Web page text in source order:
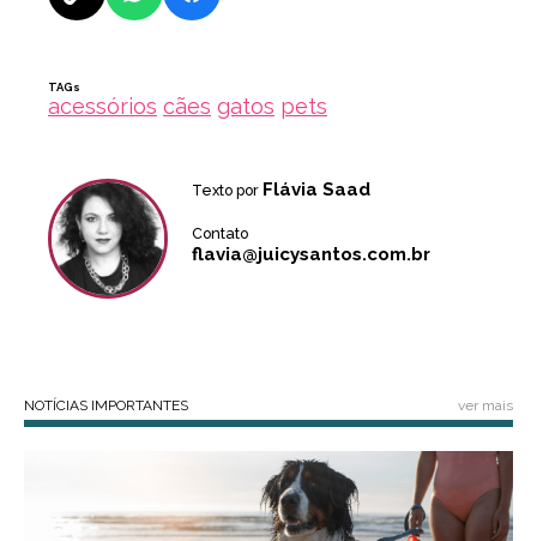
TAGs
acessórios cães gatos pets
Texto por Flávia Saad
Contato
flavia@juicysantos.com.br
NOTÍCIAS IMPORTANTES ver mais